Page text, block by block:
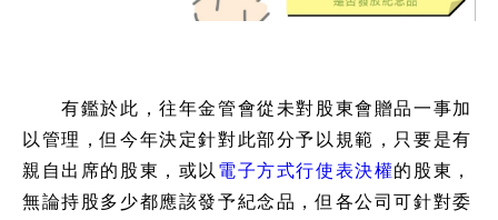
有鑑於此，往年金管會從未對股東會贈品一事加
以管理，但今年決定針對此部分予以規範，只要是有
親自出席的股東，或以 電子方式行使表決權的股東，
無論持股多少都應該發予紀念品，但各公司可針對委